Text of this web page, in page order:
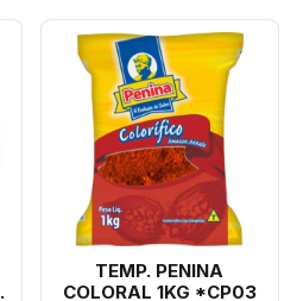
TEMP. PENINA
COLORAL 1KG *CP03